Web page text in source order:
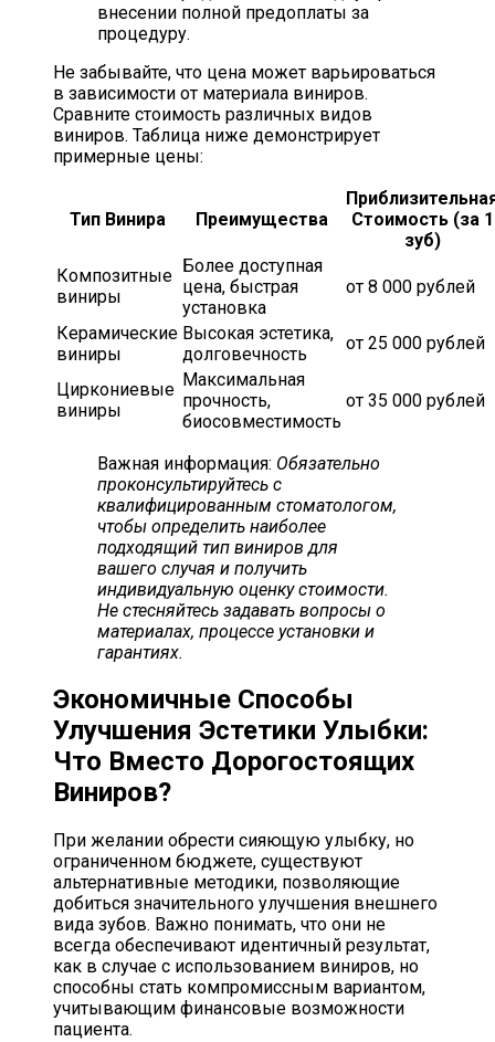
внесении полной предоплаты за
процедуру.
Не забывайте, что цена может варьироваться
в зависимости от материала виниров.
Сравните стоимость различных видов
виниров. Таблица ниже демонстрирует
примерные цены:
Тип Винира Преимущества
Стоимость (за 1
зуб)
Композитные
виниры
Более доступная
цена, быстрая
установка
от 8 000 рублей
Керамические
виниры
Высокая эстетика,
долговечность
от 25 000 рублей
Циркониевые
виниры
Максимальная
прочность,
биосовместимость
от 35 000 рублей
Важная информация: Обязательно
проконсультируйтесь с
квалифицированным стоматологом,
чтобы определить наиболее
подходящий тип виниров для
вашего случая и получить
индивидуальную оценку стоимости.
Не стесняйтесь задавать вопросы о
материалах, процессе установки и
гарантиях.
Экономичные Способы
Улучшения Эстетики Улыбки:
Что Вместо Дорогостоящих
Виниров?
При желании обрести сияющую улыбку, но
ограниченном бюджете, существуют
альтернативные методики, позволяющие
добиться значительного улучшения внешнего
вида зубов. Важно понимать, что они не
всегда обеспечивают идентичный результат,
как в случае с использованием виниров, но
способны стать компромиссным вариантом,
учитывающим финансовые возможности
пациента.